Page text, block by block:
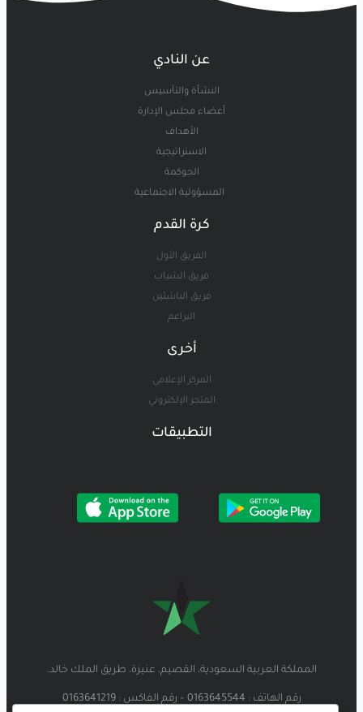
عن النادي
النشأة والتأسيس
أعضاء مجلس الإدارة
الأهداف
الاستراتيجية
الحوكمة
المسؤولية الاجتماعية
كرة القدم
الفريق الأول
فريق الشباب
فريق الناشئين
البراعم
أخرى
المركز الإعلامي
المتجر الإلكتروني
التطبيقات
المملكة العربية السعودية، القصيم، عنيزة، طريق الملك خالد.
رقم الهاتف : 0163645544 – رقم الفاكس : 0163641219